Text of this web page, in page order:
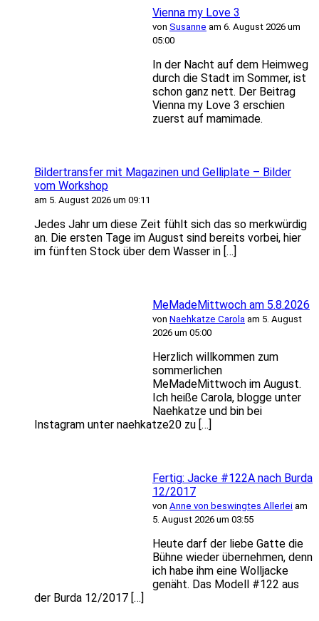
Vienna my Love 3
von Susanne am 6. August 2026 um
05:00
In der Nacht auf dem Heimweg
durch die Stadt im Sommer, ist
schon ganz nett. Der Beitrag
Vienna my Love 3 erschien
zuerst auf mamimade.
Bildertransfer mit Magazinen und Gelliplate – Bilder
vom Workshop
am 5. August 2026 um 09:11
Jedes Jahr um diese Zeit fühlt sich das so merkwürdig
an. Die ersten Tage im August sind bereits vorbei, hier
im fünften Stock über dem Wasser in […]
MeMadeMittwoch am 5.8.2026
von Naehkatze Carola am 5. August
2026 um 05:00
Herzlich willkommen zum
sommerlichen
MeMadeMittwoch im August.
Ich heiße Carola, blogge unter
Naehkatze und bin bei
Instagram unter naehkatze20 zu […]
Fertig: Jacke #122A nach Burda
12/2017
von Anne von beswingtes Allerlei am
5. August 2026 um 03:55
Heute darf der liebe Gatte die
Bühne wieder übernehmen, denn
ich habe ihm eine Wolljacke
genäht. Das Modell #122 aus
der Burda 12/2017 […]